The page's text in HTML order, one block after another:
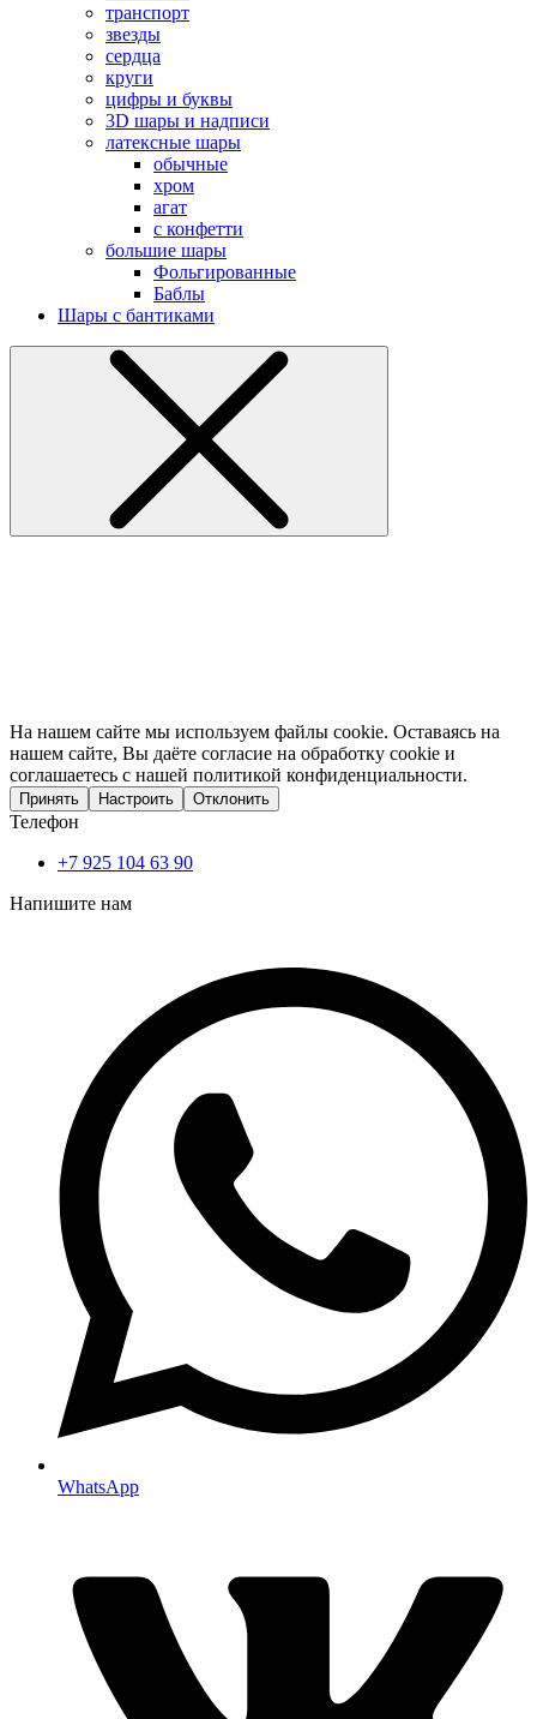
транспорт
звезды
сердца
круги
цифры и буквы
3D шары и надписи
латексные шары
обычные
хром
агат
с конфетти
большие шары
Фольгированные
Баблы
Шары с бантиками
На нашем сайте мы используем файлы cookie. Оставаясь на
нашем сайте, Вы даёте согласие на обработку cookie и
соглашаетесь с нашей политикой конфиденциальности.
Принять Настроить Отклонить
Телефон
+7 925 104 63 90
Напишите нам
WhatsApp